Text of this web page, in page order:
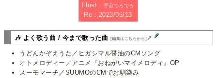
Illust : 宇宙でろでろ
Re：2023/05/13
🎶 よく歌う曲 / 今まで歌った曲 [編集はこちらから] ➚
うどんかぞえうた／ヒガシマル醤油のCMソング
オトメロディー／アニメ『おねがいマイメロディ』OP
スーモマーチ／SUUMOのCMでお馴染み